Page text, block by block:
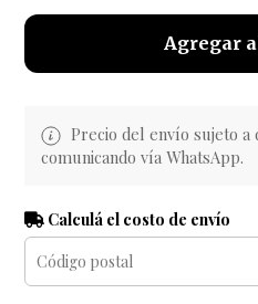
Agregar
Precio del envío sujeto a
comunicando vía WhatsApp.
Calculá el costo de envío